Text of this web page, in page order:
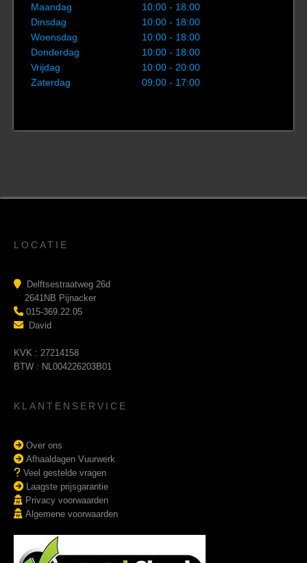
Maandag
10:00 - 18:00
Dinsdag
10:00 - 18:00
Woensdag
10:00 - 18:00
Donderdag
10:00 - 18:00
Vrijdag
10:00 - 20:00
Zaterdag
09:00 - 17:00
LOCATIE
Delftsestraatweg 26d
2641NB Pijnacker
015-369.22.05
David
KVK : 27214158
BTW : NL004226203B01
KLANTENSERVICE
Over ons
Afhaaldagen Vuurwerk
Veel gestelde vragen
Laagste prijsgarantie
Privacy voorwaarden
Algemene voorwaarden